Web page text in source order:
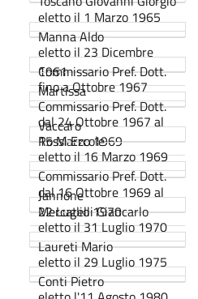
eletto il 1 Marzo 1965
Manna Aldo
eletto il 23 Dicembre
1961
Commissario Pref. Dott.
Martissa
fino a Ottobre 1967
Commissario Pref. Dott.
Vaccaro
dal 24 Ottobre 1967 al
15 Marzo 1969
Rossi Ercole
eletto il 16 Marzo 1969
Commissario Pref. Dott.
Jannone
dal 16 Ottobre 1969 al
22 Luglio 1970
Mercatelli Giancarlo
eletto il 31 Luglio 1970
Laureti Mario
eletto il 29 Luglio 1975
Conti Pietro